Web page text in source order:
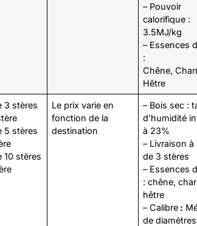
– Pouvoir
calorifique :
3.5MJ/kg
– Essences
:
Chêne,
Hêtre
3 stères
5 stères
10 stères
Le prix varie en
fonction de la
destination
– Bois sec :
d’humidité
à 23%
– Livraison à
de 3 stères
– Essences
: chêne,
hêtre
– Calibre :
de